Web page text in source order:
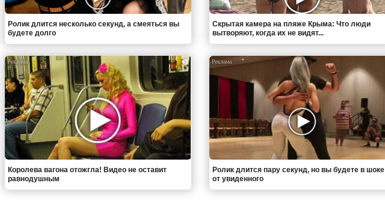
Ролик длится несколько секунд, а смеяться вы
будете долго
Скрытая камера на пляже Крыма: Что люди
вытворяют, когда их не видят...
i
Королева вагона отожгла! Видео не оставит
равнодушным
Ролик длится пару секунд, но вы будете в шоке
от увиденного